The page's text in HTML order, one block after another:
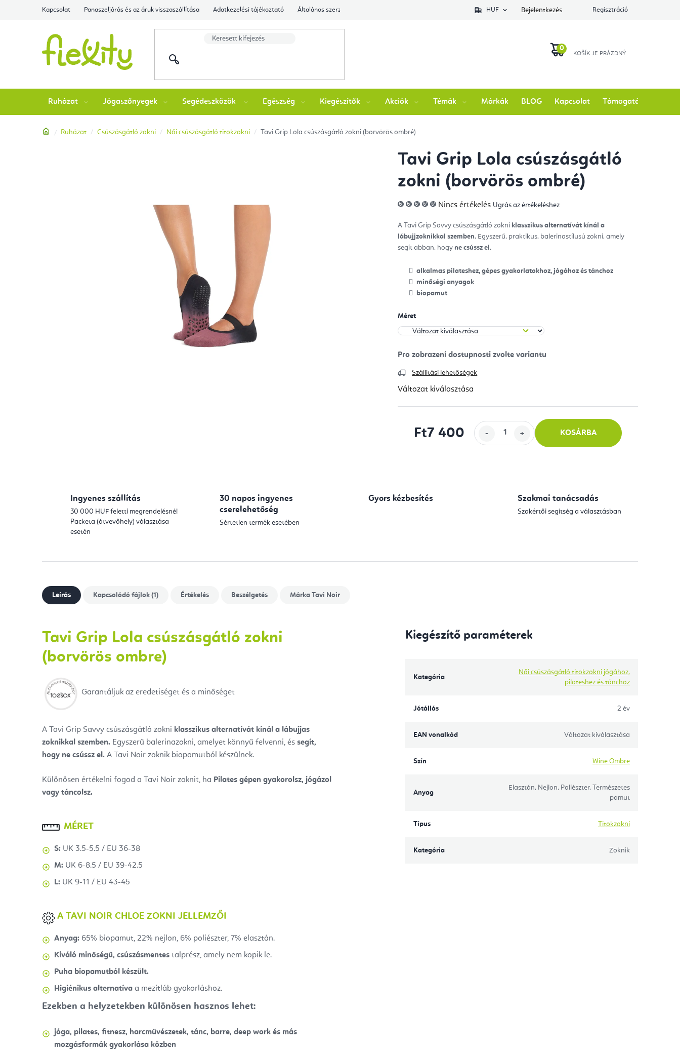
Kapcsolat Panaszeljárás és az áruk visszaszállítása Adatkezelési tájékoztató Általános szerződési feltételek Ellenőrizze a rendelés állapotátHUF Bejelentkezés Regisztráció
Ruházat Jógaszőnyegek Segédeszközök Egészség Kiegészítők Akciók Témák Márkák BLOG Kapcsolat Támogatás
Kezdőlap
Ruházat Csúszásgátló zokni Női csúszásgátló titokzokni Tavi Grip Lola csúszásgátló zokni (borvörös ombré)
Tavi Grip Lola csúszásgátló
zokni (borvörös ombré)
A
termék
5-
ből
0,0
csillag.
Nincs értékelés Ugrás az értékeléshez
A Tavi Grip Savvy csúszásgátló zokni klasszikus alternatívát kínál a
lábujjzoknikkal szemben. Egyszerű, praktikus, balerinastílusú zokni, amely
segít abban, hogy ne csússz el.
alkalmas pilateshez, gépes gyakorlatokhoz, jógához és tánchoz
minőségi anyagok
biopamut
Méret
Szállítási lehetőségek
Változat kiválasztása
Ft7 400 KOSÁRBA
Ingyenes szállítás
30 000 HUF feletti megrendelésnél
Packeta (átvevőhely) választása
esetén
30 napos ingyenes
cserelehetőség
Sértetlen termék esetében
Gyors kézbesítés Szakmai tanácsadás
Szakértői segítség a választásban
Leírás Kapcsolódó fájlok (1) Értékelés Beszélgetés Márka Tavi Noir
Tavi Grip Lola csúszásgátló zokni
(borvörös ombre)
Garantáljuk az eredetiséget és a minőséget
A Tavi Grip Savvy csúszásgátló zokni klasszikus alternatívát kínál a lábujjas
zoknikkal szemben. Egyszerű balerinazokni, amelyet könnyű felvenni, és segít,
hogy ne csússz el. A Tavi Noir zoknik biopamutból készülnek.
Különösen értékelni fogod a Tavi Noir zoknit, ha Pilates gépen gyakorolsz, jógázol
vagy táncolsz.
MÉRET
S: UK 3.5-5.5 / EU 36-38
M: UK 6-8.5 / EU 39-42.5
L: UK 9-11 / EU 43-45
A TAVI NOIR CHLOE ZOKNI JELLEMZŐI
Anyag: 65% biopamut, 22% nejlon, 6% poliészter, 7% elasztán.
Kiváló minőségű, csúszásmentes talprész, amely nem kopik le.
Puha biopamutból készült.
Higiénikus alternatíva a mezítláb gyakorláshoz.
Ezekben a helyzetekben különösen hasznos lehet:
jóga, pilates, fitnesz, harcművészetek, tánc, barre, deep work és más
mozgásformák gyakorlása közben
Kiegészítő paraméterek
Kategória
Női csúszásgátló titokzokni jógához,
pilateshez és tánchoz
Jótállás 2 év
EAN vonalkód Változat kiválasztása
Szín Wine Ombre
Anyag
Elasztán, Nejlon, Poliészter, Természetes
pamut
Típus Titokzokni
Kategória Zoknik